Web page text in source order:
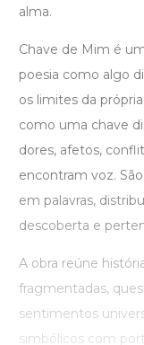
alma.
Chave de Mim é
poesia como algo
os limites da
como uma chave
dores, afetos,
encontram voz.
em palavras,
descoberta e
A obra reúne
fragmentadas,
sentimentos
simbólicos com